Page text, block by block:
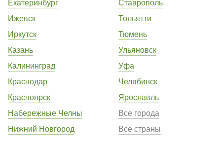
Ижевск
Иркутск
Казань
Калининград
Краснодар
Красноярск
Набережные Челны
Нижний Новгород
Тольятти
Тюмень
Ульяновск
Уфа
Челябинск
Ярославль
Все города
Все страны